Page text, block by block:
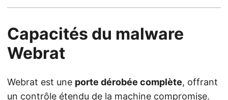
Capacités du malware
Webrat
Webrat est une porte dérobée complète, offrant
un contrôle étendu de la machine compromise.